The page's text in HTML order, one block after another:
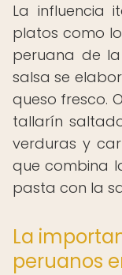
La influencia
platos como
peruana de
salsa se
queso fresco.
tallarín
verduras y
que combina
pasta con la
La
peruanos